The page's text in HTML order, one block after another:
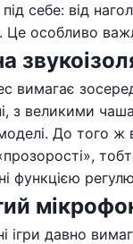
під себе: від
Це особливо
вимагає
з великими
До того ж
функцією
ігри давно